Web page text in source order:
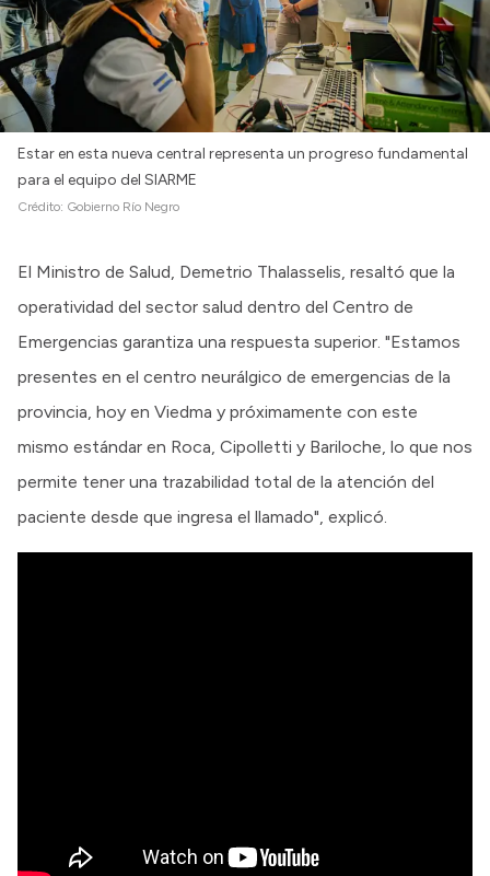
Estar en esta nueva central representa un progreso fundamental
para el equipo del SIARME
Crédito: Gobierno Río Negro
El Ministro de Salud, Demetrio Thalasselis, resaltó que la
operatividad del sector salud dentro del Centro de
Emergencias garantiza una respuesta superior. "Estamos
presentes en el centro neurálgico de emergencias de la
provincia, hoy en Viedma y próximamente con este
mismo estándar en Roca, Cipolletti y Bariloche, lo que nos
permite tener una trazabilidad total de la atención del
paciente desde que ingresa el llamado", explicó.